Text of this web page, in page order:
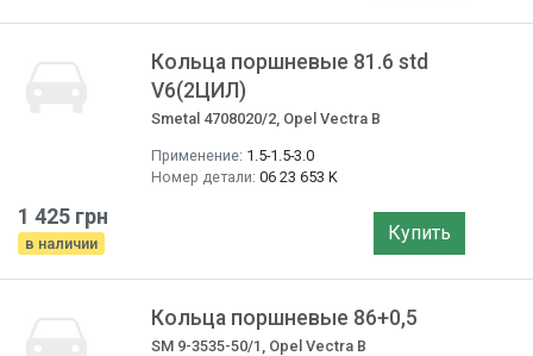
Кольца поршневые 81.6 std
V6(2ЦИЛ)
Smetal 4708020/2, Opel Vectra B
Применение: 1.5-1.5-3.0
Номер детали: 06 23 653 K
1 425 грн
в наличии Купить
Кольца поршневые 86+0,5
SM 9-3535-50/1, Opel Vectra B